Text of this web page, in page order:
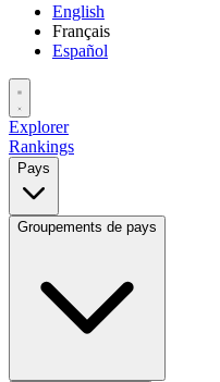
English
Français
Español
Explorer
Rankings
Pays
Groupements de pays